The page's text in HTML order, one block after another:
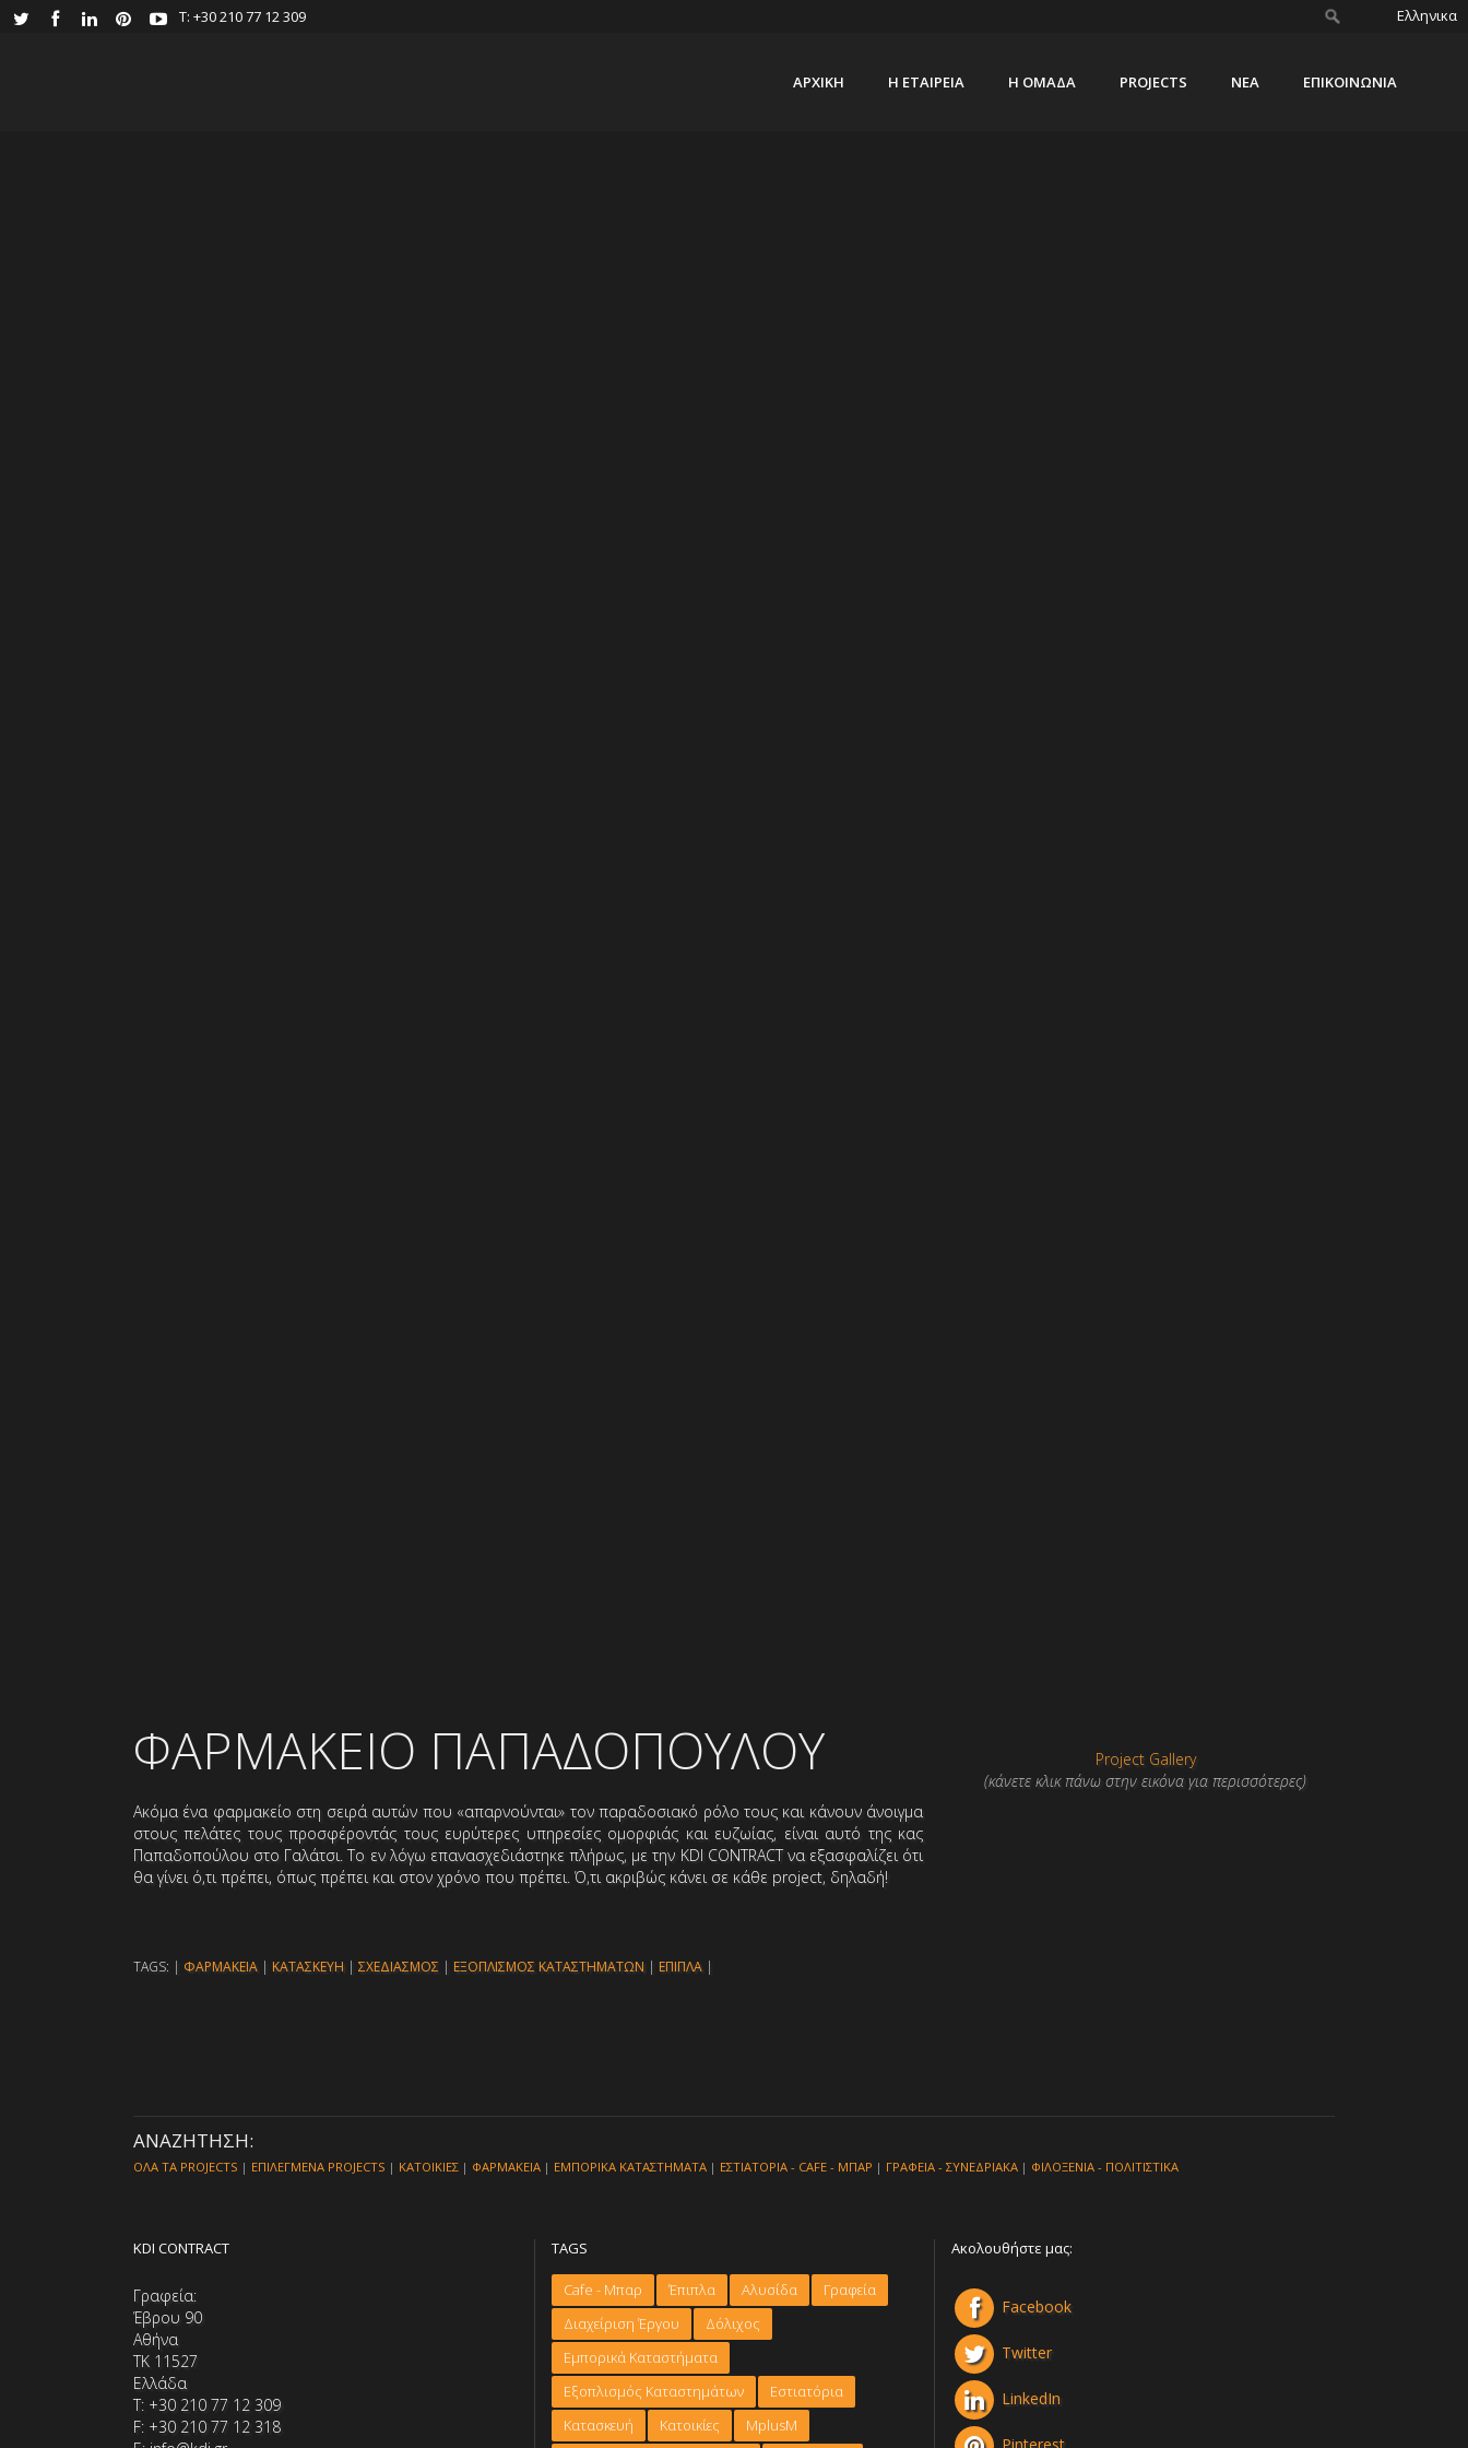
Τ: +30 210 77 12 309 Ελληνικα
ΑΡΧΙΚΗ Η ΕΤΑΙΡΕΙΑ Η ΟΜΑΔΑ PROJECTS ΝΕΑ ΕΠΙΚΟΙΝΩΝΙΑ
ΦΑΡΜΑΚΕΙΟ ΠΑΠΑΔΟΠΟΥΛΟΥ
Ακόμα ένα φαρμακείο στη σειρά αυτών που «απαρνούνται» τον παραδοσιακό ρόλο τους και κάνουν άνοιγμα
στους πελάτες τους προσφέροντάς τους ευρύτερες υπηρεσίες ομορφιάς και ευζωίας, είναι αυτό της κας
Παπαδοπούλου στο Γαλάτσι. Το εν λόγω επανασχεδιάστηκε πλήρως, με την KDI CONTRACT να εξασφαλίζει ότι
θα γίνει ό,τι πρέπει, όπως πρέπει και στον χρόνο που πρέπει. Ό,τι ακριβώς κάνει σε κάθε project, δηλαδή!
TAGS: | ΦΑΡΜΑΚΕΙΑ | ΚΑΤΑΣΚΕΥΗ | ΣΧΕΔΙΑΣΜΟΣ | ΕΞΟΠΛΙΣΜΟΣ ΚΑΤΑΣΤΗΜΑΤΩΝ | ΕΠΙΠΛΑ |
Project Gallery
(κάνετε κλικ πάνω στην εικόνα για περισσότερες)
ΑΝΑΖΗΤΗΣΗ:
ΟΛΑ ΤΑ PROJECTS | ΕΠΙΛΕΓΜΕΝΑ PROJECTS | ΚΑΤΟΙΚΙΕΣ | ΦΑΡΜΑΚΕΙΑ | ΕΜΠΟΡΙΚΑ ΚΑΤΑΣΤΗΜΑΤΑ | ΕΣΤΙΑΤΟΡΙΑ - CAFE - ΜΠΑΡ | ΓΡΑΦΕΙΑ - ΣΥΝΕΔΡΙΑΚΑ | ΦΙΛΟΞΕΝΙΑ - ΠΟΛΙΤΙΣΤΙΚΑ
KDI CONTRACT
Γραφεία:
Έβρου 90
Αθήνα
ΤΚ 11527
Ελλάδα
Τ: +30 210 77 12 309
F: +30 210 77 12 318
TAGS
Cafe - Μπαρ Έπιπλα Αλυσίδα
Γραφεία
Διαχείριση Έργου
Δόλιχος
Εμπορικά Καταστήματα
Εξοπλισμός Καταστημάτων
Εστιατόρια
Κατασκευή
Κατοικίες ΜplusM
Ακολουθήστε μας:
Facebook
Twitter
LinkedIn